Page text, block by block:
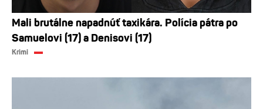
Mali brutálne napadnúť taxikára. Polícia pátra po
Samuelovi (17) a Denisovi (17)
Krimi